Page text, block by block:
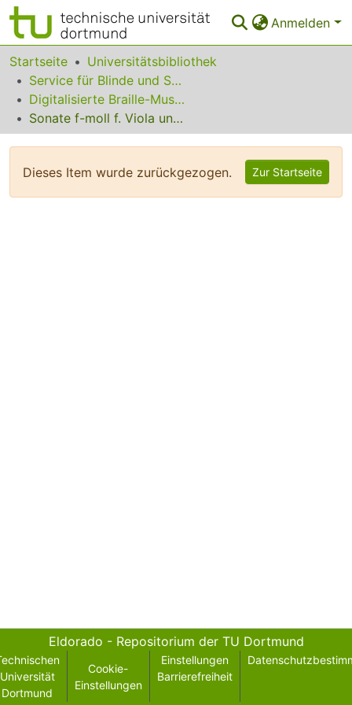
Anmelden
Bereiche & Sammlungen
Das gesamte Repositorium
Statistiken
Startseite
Universitätsbibliothek
Service für Blinde und Sehbehinderte
Digitalisierte Braille-Musik-Matrizen des VzfB
Sonate f-moll f. Viola und Klavier op. 49 : Klavierpartie
Dieses Item wurde zurückgezogen. Zur Startseite
Eldorado - Repositorium der TU Dortmund
Universität
Dortmund
Cookie-
Einstellungen
Einstellungen
Barrierefreiheit